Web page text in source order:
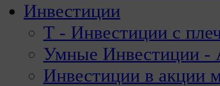
Инвестиции
Т - Инвестиции с
Умные Инвестиции -
Инвестиции в акции